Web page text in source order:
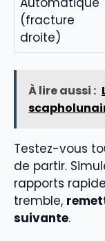
(fracture
droite)
À lire aussi :
Testez-vous
de partir.
rapports
tremble,
suivante.